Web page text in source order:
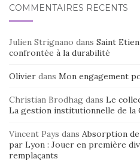
COMMENTAIRES RÉCENTS
Julien Strignano dans Saint
confrontée à la durabilité
Olivier dans Mon engagement
Christian Brodhag dans Le
La gestion institutionnelle de la
Vincent Pays dans Absorption
par Lyon : Jouer en première
remplaçants